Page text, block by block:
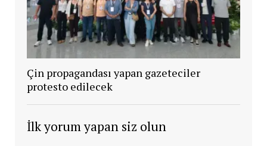
Çin propagandası yapan gazeteciler
protesto edilecek
İlk yorum yapan siz olun